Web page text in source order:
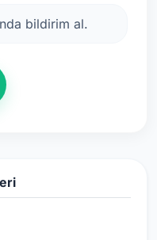
bildirim al.